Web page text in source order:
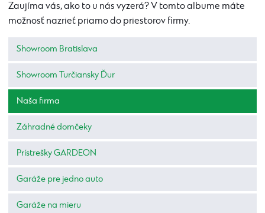
Zaujíma vás, ako to u nás vyzerá? V tomto albume máte
možnosť nazrieť priamo do priestorov firmy.
Showroom Bratislava
Showroom Turčiansky Ďur
Naša firma
Záhradné domčeky
Prístrešky GARDEON
Garáže pre jedno auto
Garáže na mieru